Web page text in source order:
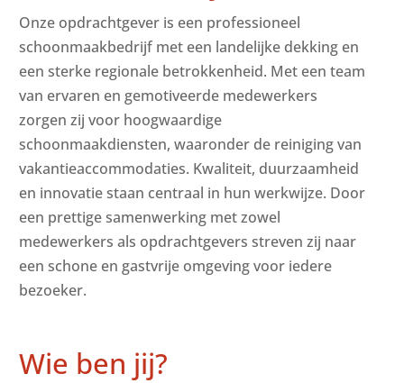
Onze opdrachtgever is een professioneel
schoonmaakbedrijf met een landelijke dekking en
een sterke regionale betrokkenheid. Met een team
van ervaren en gemotiveerde medewerkers
zorgen zij voor hoogwaardige
schoonmaakdiensten, waaronder de reiniging van
vakantieaccommodaties. Kwaliteit, duurzaamheid
en innovatie staan centraal in hun werkwijze. Door
een prettige samenwerking met zowel
medewerkers als opdrachtgevers streven zij naar
een schone en gastvrije omgeving voor iedere
bezoeker.
Wie ben jij?